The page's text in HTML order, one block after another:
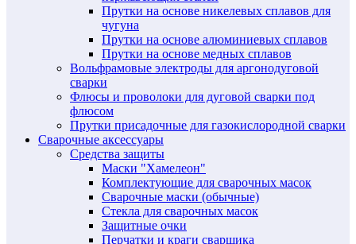
Прутки на основе никелевых сплавов для
чугуна
Прутки на основе алюминиевых сплавов
Прутки на основе медных сплавов
Вольфрамовые электроды для аргонодуговой
сварки
Флюсы и проволоки для дуговой сварки под
флюсом
Прутки присадочные для газокислородной сварки
Сварочные аксессуары
Средства защиты
Маски "Хамелеон"
Комплектующие для сварочных масок
Сварочные маски (обычные)
Стекла для сварочных масок
Защитные очки
Перчатки и краги сварщика